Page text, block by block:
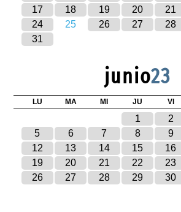
17
18 19 20 21
24
25 26 27 28
31
junio23
LU MA MI JU VI
1 2
5
6 7 8 9
12
13 14 15 16
19
20 21 22 23
26
27 28 29 30